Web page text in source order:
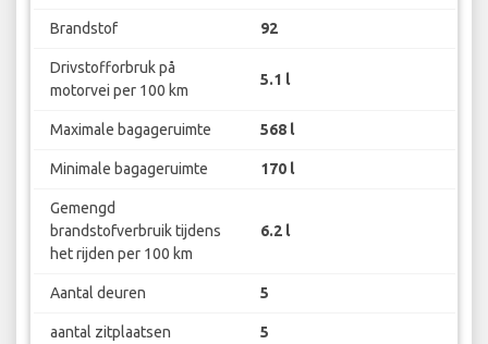
Brandstof 92
Drivstofforbruk på
motorvei per 100 km
5.1 l
Maximale bagageruimte 568 l
Minimale bagageruimte 170 l
Gemengd
brandstofverbruik tijdens
het rijden per 100 km
6.2 l
Aantal deuren 5
aantal zitplaatsen 5